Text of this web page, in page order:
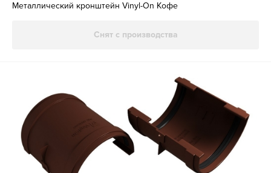
Металлический кронштейн Vinyl-On Кофе
Снят с производства